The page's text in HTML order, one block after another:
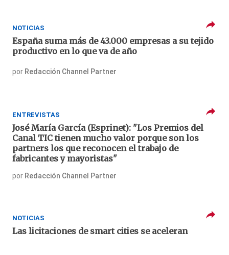
NOTICIAS
España suma más de 43.000 empresas a su tejido
productivo en lo que va de año
por Redacción Channel Partner
ENTREVISTAS
José María García (Esprinet): "Los Premios del
Canal TIC tienen mucho valor porque son los
partners los que reconocen el trabajo de
fabricantes y mayoristas"
por Redacción Channel Partner
NOTICIAS
Las licitaciones de smart cities se aceleran